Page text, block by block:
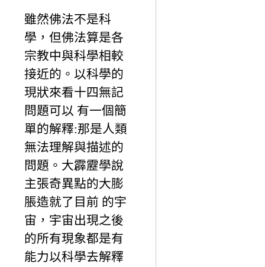
雖然佛法不是科
學，但佛法算是各
宗教中與科學相較
接近的。以科學的
現狀來看十四無記
問題可以 有一個簡
單的解釋:那是人類
無法理解與描述的
問題。大霹靂學說
主張奇異點的大膨
脹造就了目前 的宇
宙，宇宙出現之後
的所有現象都是有
能力以科學去解釋